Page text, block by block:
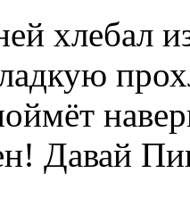
хлебал
Давай